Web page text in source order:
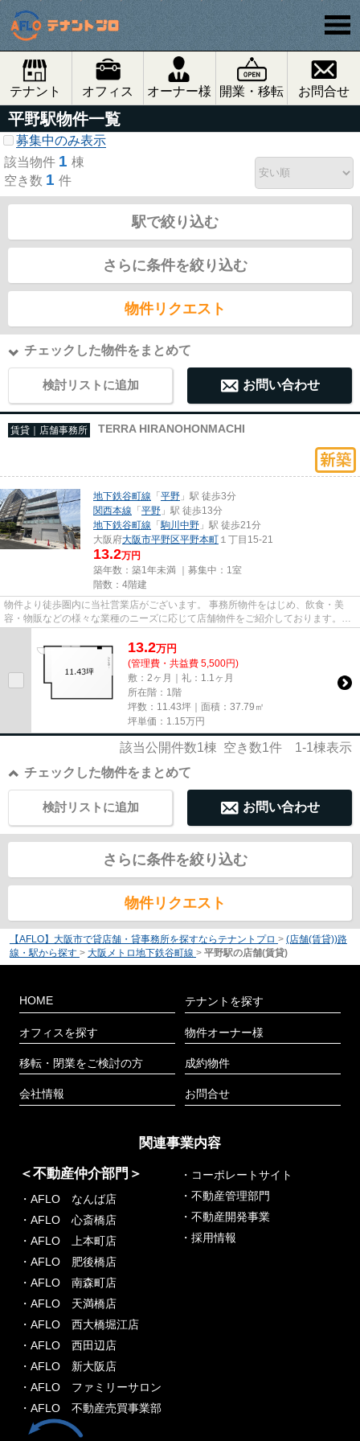
テナント オフィス オーナー様 開業・移転 お問合せ
平野駅物件一覧
募集中のみ表示
該当物件 1 棟
空き数 1 件
駅で絞り込む
さらに条件を絞り込む
物件リクエスト
チェックした物件をまとめて
検討リストに追加 お問い合わせ
賃貸｜店舗事務所 TERRA HIRANOHONMACHI
地下鉄谷町線 「平野 」駅 徒歩3分
関西本線 「平野 」駅 徒歩13分
地下鉄谷町線 「駒川中野 」駅 徒歩21分
大阪府大阪市平野区平野本町 １丁目15-21
13.2万円
築年数：築1年未満 ｜募集中： 1室
階数：4階建
物件より徒歩圏内に当社営業店がございます。 事務所物件をはじめ、飲食・美
容・物販などの様々な業種のニーズに応じて店舗物件をご紹介しております。
尚、弊社ではおとり広告は一切...
13.2万円
(管理費・共益費 5,500円)
敷：2ヶ月｜礼：1.1ヶ月
所在階：1階
坪数：11.43坪｜面積：37.79㎡
坪単価： 1.15万円
該当公開件数1棟 空き数1件 1-1棟表示
チェックした物件をまとめて
お問い合わせ
検討リストに追加
さらに条件を絞り込む
物件リクエスト
【AFLO】大阪市で貸店舗・貸事務所を探すならテナントプロ > (店舗(賃貸))路
線・駅から探す > 大阪メトロ地下鉄谷町線 > 平野駅の店舗(賃貸)
HOME
オフィスを探す
移転・閉業をご検討の方
会社情報
テナントを探す
物件オーナー様
成約物件
お問合せ
関連事業内容
＜不動産仲介部門＞
・AFLO なんば店
・AFLO 心斎橋店
・AFLO 上本町店
・AFLO 肥後橋店
・AFLO 南森町店
・AFLO 天満橋店
・AFLO 西大橋堀江店
・AFLO 西田辺店
・AFLO 新大阪店
・AFLO ファミリーサロン
・AFLO 不動産売買事業部
・コーポレートサイト
・不動産管理部門
・不動産開発事業
・採用情報